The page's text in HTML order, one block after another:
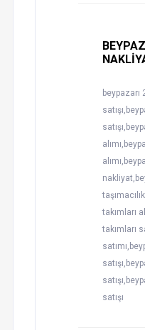
beypazarı
takımları
takımları
satışı